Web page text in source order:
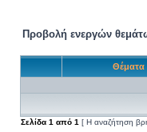
Προβολή ενεργών
Θέματα
Σελίδα 1 από 1 [ Η αναζήτηση